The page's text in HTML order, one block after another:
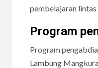
pembelajaran
Program
Program
Lambung